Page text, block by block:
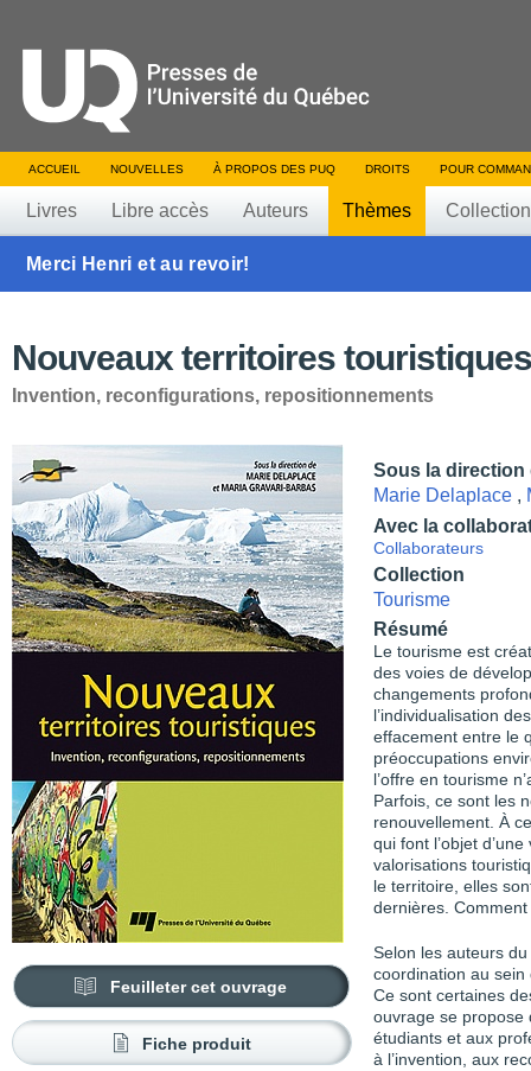
ACCUEIL NOUVELLES À PROPOS DES PUQ DROITS POUR
Livres Libre accès Auteurs Thèmes
Merci Henri et au revoir!
Nouveaux territoires touristiques
Invention, reconfigurations, repositionnements
Feuilleter cet ouvrage
Fiche produit
Sous la direction
Marie Delaplace ,
Avec la
Collaborateurs
Collection
Tourisme
Résumé
Le tourisme est
des voies de
changements
l’individualisation
effacement entre le
préoccupations
l’offre en tourisme
Parfois, ce sont les
renouvellement. À
qui font l’objet
valorisations
le territoire, elles
dernières.
Selon les auteurs du
coordination au
Ce sont certaines
ouvrage se propose
étudiants et aux
à l’invention, aux